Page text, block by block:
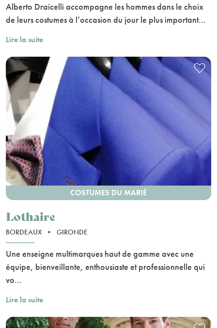
Alberto Draicelli accompagne les hommes dans le choix
de leurs costumes à l’occasion du jour le plus important...
Lire la suite
COSTUMES DU MARIÉ
Lothaire
BORDEAUX • GIRONDE
Une enseigne multimarques haut de gamme avec une
équipe, bienveillante, enthousiaste et professionnelle qui
vo...
Lire la suite